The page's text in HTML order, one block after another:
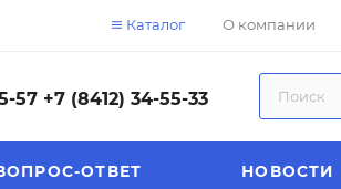
Каталог О компании
57 +7 (8412) 34-55-33
ОТВЕТ НОВОСТИ